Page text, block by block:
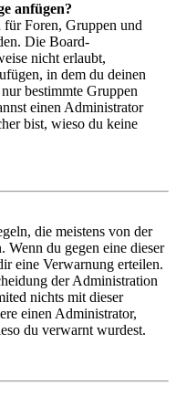
anfügen?
Foren, Gruppen und
Die Board-
nicht erlaubt,
in dem du deinen
bestimmte Gruppen
einen Administrator
bist, wieso du keine
die meistens von der
Wenn du gegen eine dieser
eine Verwarnung erteilen.
der Administration
nichts mit dieser
einen Administrator,
du verwarnt wurdest.